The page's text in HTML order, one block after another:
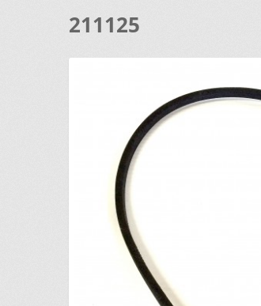
DEMANDE DE PARUTION
SI VOUS NE TROUVEZ PAS LA
211125